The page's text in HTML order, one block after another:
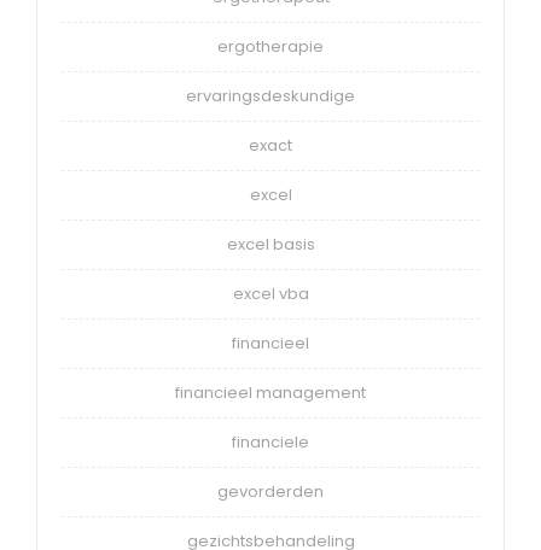
ergotherapie
ervaringsdeskundige
exact
excel
excel basis
excel vba
financieel
financieel management
financiele
gevorderden
gezichtsbehandeling